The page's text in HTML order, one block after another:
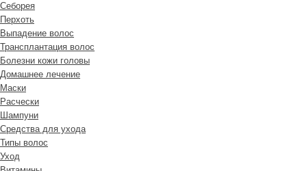
Себорея
Перхоть
Выпадение волос
Трансплантация волос
Болезни кожи головы
Домашнее лечение
Маски
Расчески
Шампуни
Средства для ухода
Типы волос
Уход